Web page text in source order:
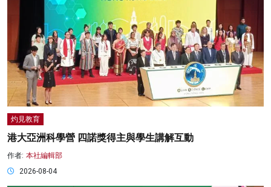
灼見教育
港大亞洲科學營 四諾獎得主與學生講解互動
作者: 本社編輯部
2026-08-04